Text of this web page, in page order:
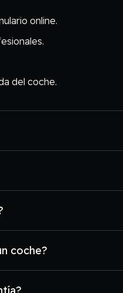
online.
del coche.
coche?